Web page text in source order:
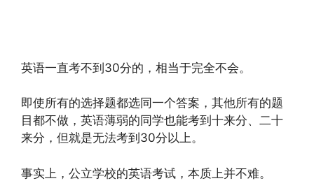
英语一直考不到30分的，相当于完全不会。
即使所有的选择题都选同一个答案，其他所有的题
目都不做，英语薄弱的同学也能考到十来分、二十
来分，但就是无法考到30分以上。
事实上，公立学校的英语考试，本质上并不难。